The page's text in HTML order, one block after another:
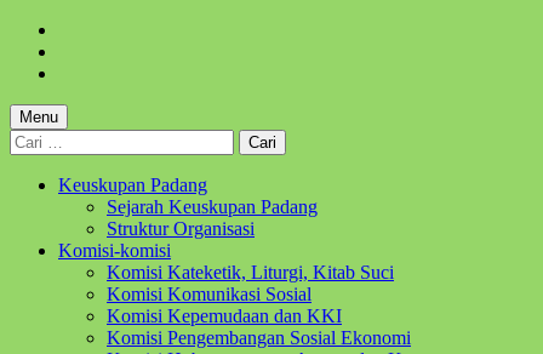
content
footer
Menu
Cari
untuk:
Keuskupan Padang
Sejarah Keuskupan Padang
Struktur Organisasi
Komisi-komisi
Komisi Kateketik, Liturgi, Kitab Suci
Komisi Komunikasi Sosial
Komisi Kepemudaan dan KKI
Komisi Pengembangan Sosial Ekonomi